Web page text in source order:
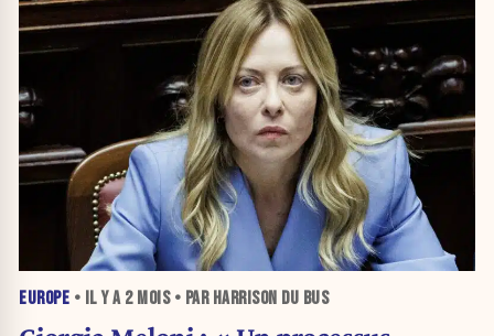
EUROPE • IL Y A 2 MOIS• PAR HARRISON DU BUS